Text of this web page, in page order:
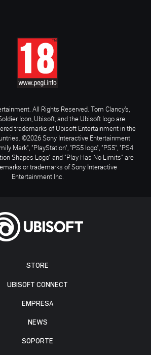
STORE
UBISOFT CONNECT
EMPRESA
NEWS
SOPORTE
All Rights Reserved. Tom Clancy’s,
Icon, Ubisoft, and the Ubisoft logo are
trademarks of Ubisoft Entertainment in the
©2026 Sony Interactive Entertainment
Mark", "PlayStation", "PS5 logo", "PS5", "PS4
Shapes Logo" and "Play Has No Limits" are
or trademarks of Sony Interactive
Entertainment Inc.